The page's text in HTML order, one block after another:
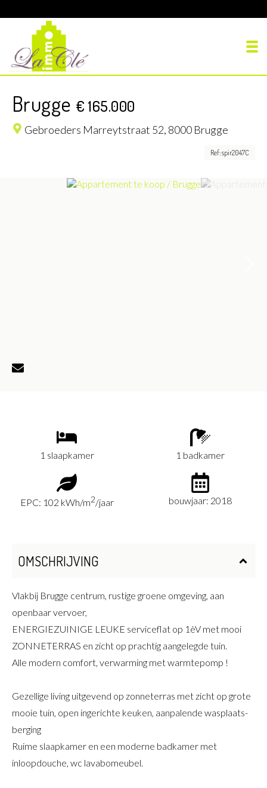
Brugge € 165.000
Gebroeders Marreytstraat 52, 8000 Brugge
Ref: spir2047C
1 slaapkamer 1 badkamer
EPC: 102 kWh/m2/jaar bouwjaar: 2018
OMSCHRIJVING
Vlakbij Brugge centrum, rustige groene omgeving, aan
openbaar vervoer,
ENERGIEZUINIGE LEUKE serviceflat op 1èV met mooi
ZONNETERRAS en zicht op prachtig aangelegde tuin.
Alle modern comfort, verwarming met warmtepomp !
Gezellige living uitgevend op zonneterras met zicht op grote
mooie tuin, open ingerichte keuken, aanpalende wasplaats-
berging
Ruime slaapkamer en een moderne badkamer met
inloopdouche, wc lavabomeubel.